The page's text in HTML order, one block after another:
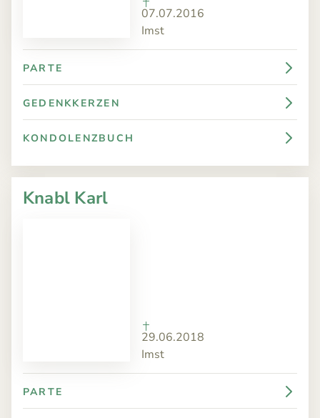
07.07.2016
Imst
PARTE
GEDENKKERZEN
KONDOLENZBUCH
Knabl Karl
29.06.2018
Imst
PARTE